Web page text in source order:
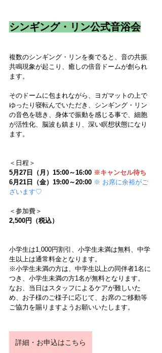
シンギング・リン公式音浴会
複数のシンギング・リンを奏でると、音の共振
共鳴現象が起こり、癒しの倍音ドームが創られ
ます。
そのドームに包まれながら、ヨガマットの上で
ゆったり寝転んでいただき、シンギング・リン
の音色を聴き、身体で振動を感じる事で、細胞
が活性化、脳波も鎮まり、深い瞑想状態になり
ます。
＜日程＞
5月27日（月）15:00～16:00 ※キャンセル待ち
6月21日（金）19:00～20:00 ※ お席に余裕がご
ざいます♡
＜参加費＞
2,500円（税込）
小学生は1,000円割引、小学生未満は無料、中学
生以上は通常料金となります。
※小学生未満の方は、中学生以上の同伴者1名に
つき、小学生未満の方1名が無料となります。
なお、当日はスタッフによるケアが難しいた
め、お子様のご様子に応じて、お席のご移動等
ご協力を賜りますようお願いいたします。
詳細・お申込はこちら